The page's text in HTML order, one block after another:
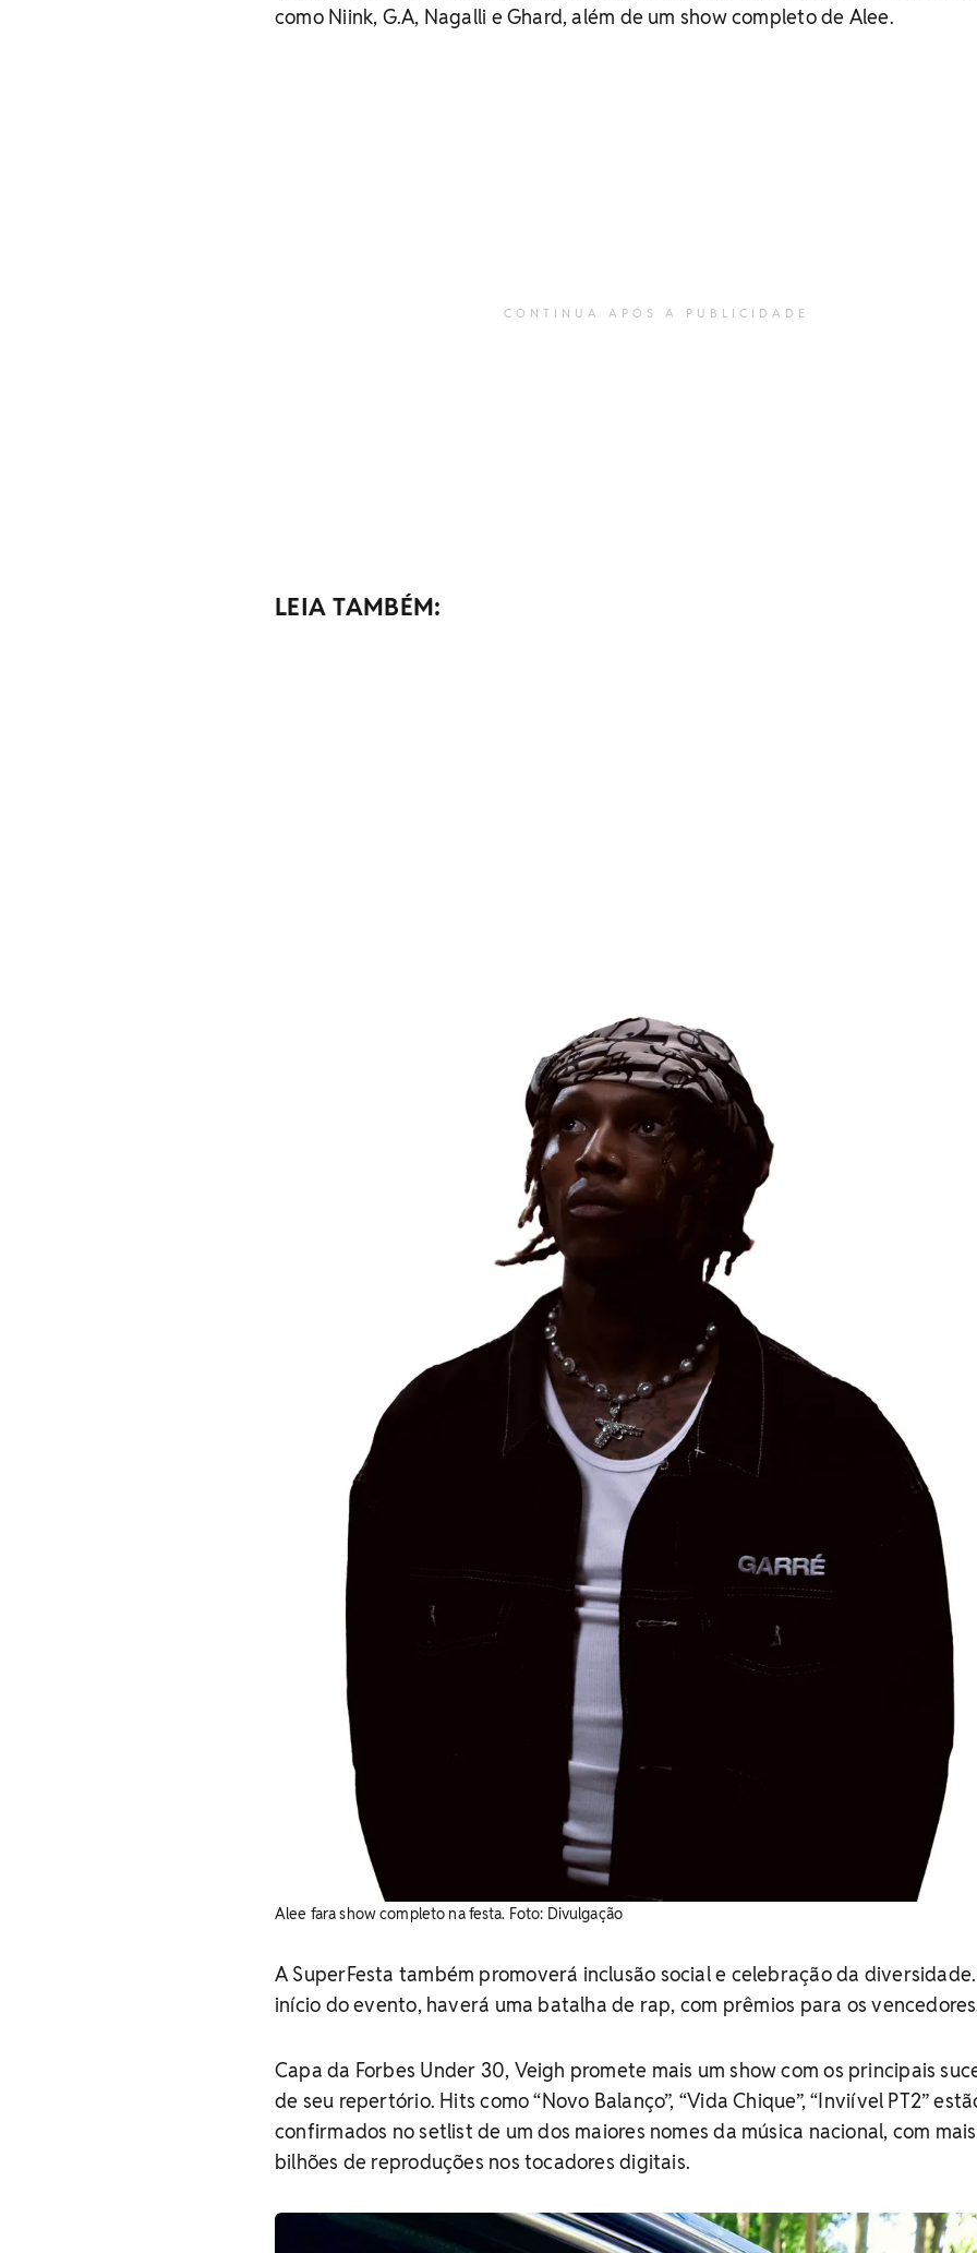
como Niink, G.A, Nagalli e Ghard, além de um show completo de Alee.
CONTINUA APÓS A PUBLICIDADE
LEIA TAMBÉM:
Alee fara show completo na festa. ​Foto: Divulgação
A SuperFesta também promoverá inclusão social e celebração da
início do evento, haverá uma batalha de rap, com prêmios para os
Capa da Forbes Under 30, Veigh promete mais um show com os principais
de seu repertório. Hits como “Novo Balanço”, “Vida Chique”, “Inviível PT2”
confirmados no setlist de um dos maiores nomes da música nacional, com
bilhões de reproduções nos tocadores digitais.